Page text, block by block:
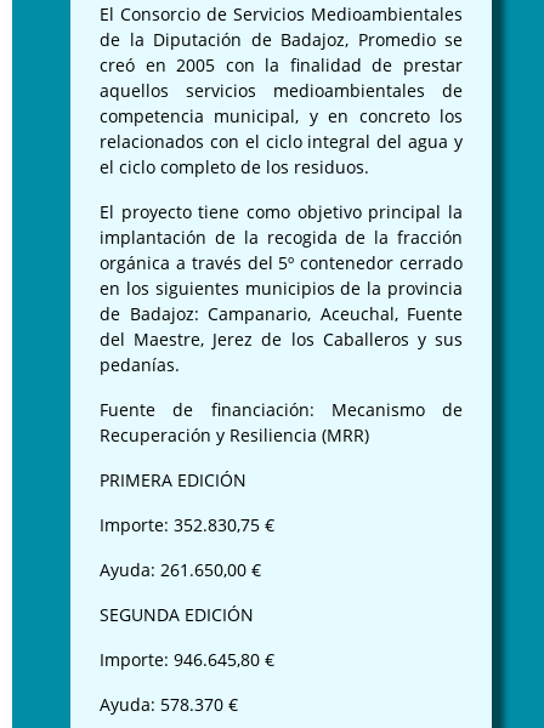
El Consorcio de Servicios Medioambientales
de la Diputación de Badajoz, Promedio se
creó en 2005 con la finalidad de prestar
aquellos servicios medioambientales de
competencia municipal, y en concreto los
relacionados con el ciclo integral del agua y
el ciclo completo de los residuos.
El proyecto tiene como objetivo principal la
implantación de la recogida de la fracción
orgánica a través del 5º contenedor cerrado
en los siguientes municipios de la provincia
de Badajoz: Campanario, Aceuchal, Fuente
del Maestre, Jerez de los Caballeros y sus
pedanías.
Fuente de financiación: Mecanismo de
Recuperación y Resiliencia (MRR)
PRIMERA EDICIÓN
Importe: 352.830,75 €
Ayuda: 261.650,00 €
SEGUNDA EDICIÓN
Importe: 946.645,80 €
Ayuda: 578.370 €